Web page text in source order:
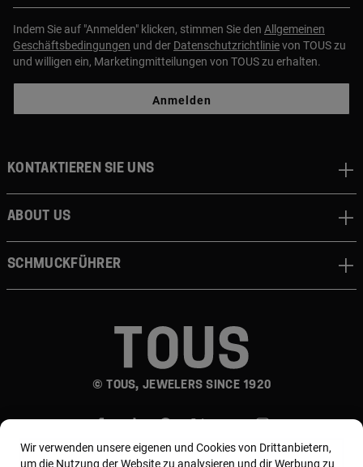
Indem Sie auf "Anmelden" klicken, stimmen Sie den Allgemeinen
Geschäftsbedingungen und der Datenschutzrichtlinievon TOUS zu
und willigen ein, Marketingmitteilungen von TOUS zu erhalten.
Anmelden
© TOUS, JEWELERS SINCE 1920
Kontaktieren sie uns
About us
Schmuckführer
Wir verwenden unsere eigenen und Cookies von Drittanbietern,
um die Nutzung der Website zu analysieren und dir Werbung zu